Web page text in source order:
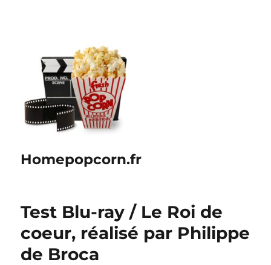
Homepopcorn.fr
Test Blu-ray / Le Roi de
coeur, réalisé par Philippe
de Broca